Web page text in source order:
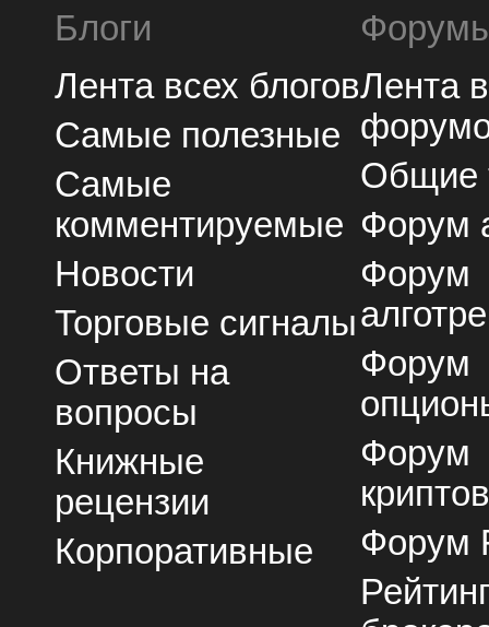
Блоги
Лента всех блогов
Самые полезные
Самые
комментируемые
Новости
Торговые сигналы
Ответы на
вопросы
Книжные
рецензии
Корпоративные
Лента
Общие
Форум
Форум
Форум
Форум
Форум